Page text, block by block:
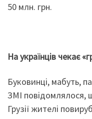
50 млн. грн.
На українців чекає
Буковинці, мабуть,
ЗМІ повідомлялося,
Грузії жителі